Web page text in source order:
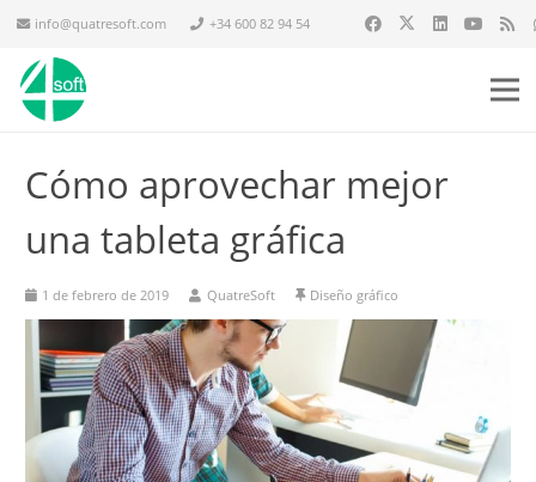
info@quatresoft.com +34 600 82 94 54
Cómo aprovechar mejor
una tableta gráfica
1 de febrero de 2019 QuatreSoft Diseño gráfico